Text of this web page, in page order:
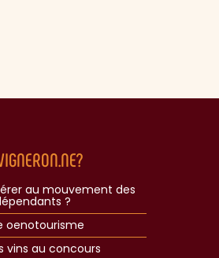
au mouvement des
?
oenotourisme
vins au concours